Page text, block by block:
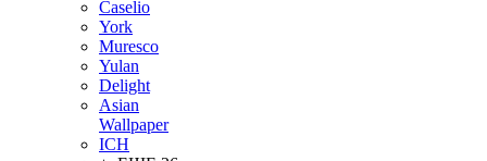
Caselio
York
Muresco
Yulan
Delight
Asian
Wallpaper
ICH